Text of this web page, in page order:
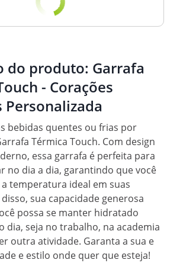
do produto: Garrafa
- Corações
Personalizada
bebidas quentes ou frias por
Térmica Touch. Com design
essa garrafa é perfeita para
no dia a dia, garantindo que você
temperatura ideal em suas
sua capacidade generosa
possa se manter hidratado
dia, seja no trabalho, na academia
outra atividade. Garanta a sua e
e estilo onde quer que esteja!